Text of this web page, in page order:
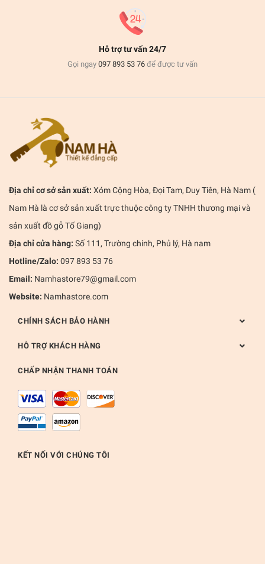
Hỗ trợ tư vấn 24/7
Gọi ngay 097 893 53 76 để được tư vấn
Địa chỉ cơ sở sản xuất: Xóm Cộng Hòa, Đọi Tam, Duy Tiên, Hà Nam (
Nam Hà là cơ sở sản xuất trực thuộc công ty TNHH thương mại và
sản xuất đồ gỗ Tố Giang)
Địa chỉ cửa hàng: Số 111, Trường chinh, Phủ lý, Hà nam
Hotline/Zalo: 097 893 53 76
Email: Namhastore79@gmail.com
Website: Namhastore.com
CHÍNH SÁCH BẢO HÀNH
HỖ TRỢ KHÁCH HÀNG
CHẤP NHẬN THANH TOÁN
KẾT NỐI VỚI CHÚNG TÔI